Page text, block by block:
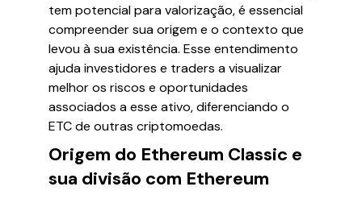
tem potencial para valorização, é essencial
compreender sua origem e o contexto que
levou à sua existência. Esse entendimento
ajuda investidores e traders a visualizar
melhor os riscos e oportunidades
associados a esse ativo, diferenciando o
ETC de outras criptomoedas.
Origem do Ethereum Classic e
sua divisão com Ethereum